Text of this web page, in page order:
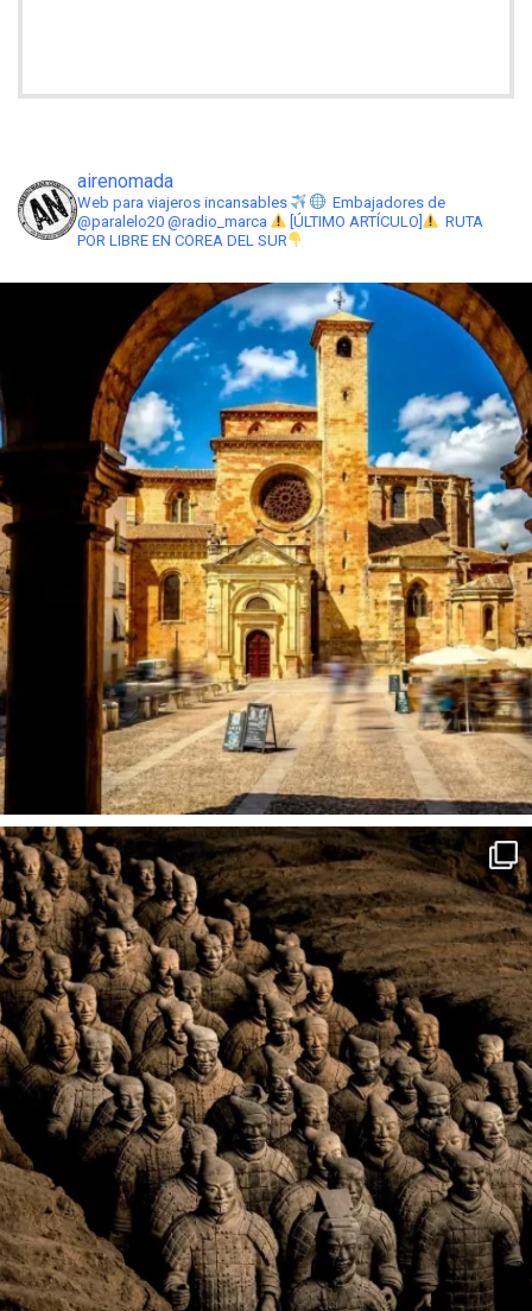
airenomada
Web para viajeros incansables
Embajadores de
@paralelo20 @radio_marca
[ÚLTIMO ARTÍCULO]
RUTA
POR LIBRE EN COREA DEL SUR